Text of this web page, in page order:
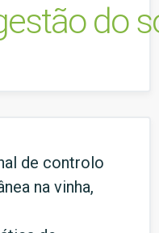
do
de controlo
na vinha,